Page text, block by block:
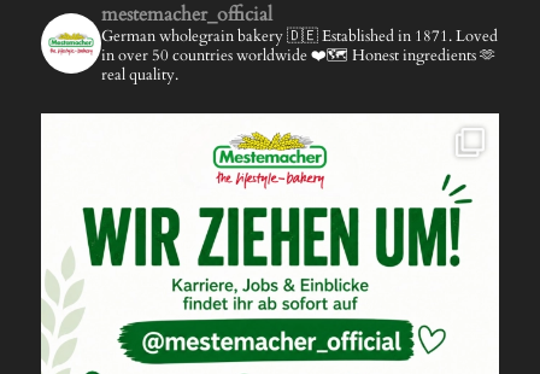
mestemacher_official
German wholegrain bakery 🇩🇪Established in 1871.Loved
in over 50 countries worldwide ❤️🗺️ Honest ingredients 🫶
real quality.